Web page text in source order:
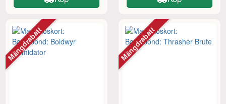
Mängdrabatt Mängdrabatt